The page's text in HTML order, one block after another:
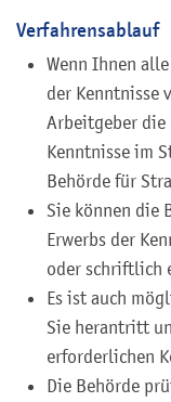
Verfahrensablauf
Wenn Ihnen
der Kenntnisse
Arbeitgeber die
Kenntnisse im
Behörde für
Sie können die
Erwerbs der
oder schriftlich
Es ist auch
Sie herantritt
erforderlichen
Die Behörde